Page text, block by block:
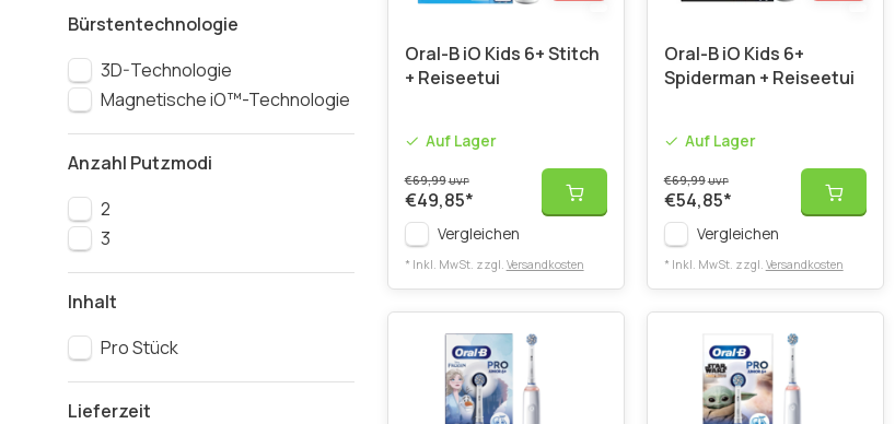
Bürstentechnologie
3D-Technologie
Magnetische iO™-Technologie
Anzahl Putzmodi
2
3
Inhalt
Pro Stück
Lieferzeit
Oral-B iO Kids 6+ Stitch
+ Reiseetui
Auf Lager
€69,99UVP
€49,85*
Vergleichen
* Inkl. MwSt. zzgl. Versandkosten
Oral-B iO Kids 6+
Spiderman + Reiseetui
Auf Lager
€69,99UVP
€54,85*
Vergleichen
* Inkl. MwSt. zzgl. Versandkosten